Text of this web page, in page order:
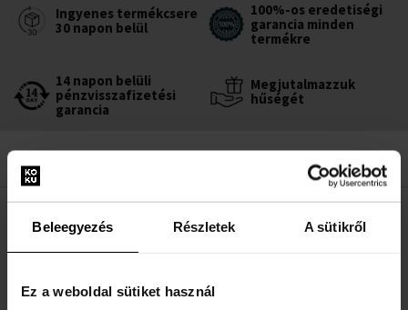
Beleegyezés Részletek A sütikről
Ez a weboldal sütiket használ
Ingyenes termékcsere
30 napon belül
100%-os eredetiségi
garancia minden
termékre
14 napon belüli
pénzvisszafizetési
garancia
Megjutalmazzuk
hűségét
LEÍRÁS
imádnak a férfiakon. Az Azzaro Chrome tele van erővel, mozgással